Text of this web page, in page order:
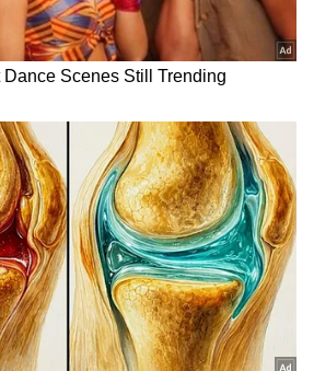
వికెట్ తీసి బంగ్లాకి షాక్ ఇచ్చాడు
నుంచి ఎక్కడా కోలుకోని బంగ్లాదేశ్
150 పరుగులకి ఆలౌట్ అయ్యింది.
పరుగులు చేసి బంగ్లా ఇన్నింగ్స్‌లో
కుల్దీప్ యాదవ్ 5 వికెట్లు తీయగా
తీశారు.